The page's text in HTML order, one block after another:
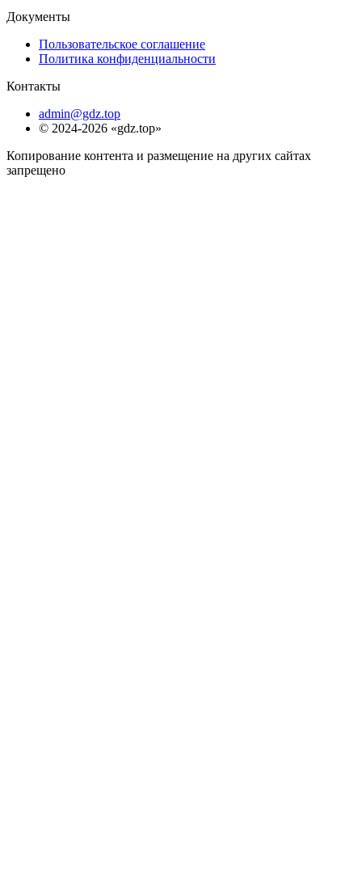
Документы
Пользовательское соглашение
Политика конфиденциальности
Контакты
admin@gdz.top
© 2024-2026 «gdz.top»
Копирование контента и размещение на других сайтах
запрещено